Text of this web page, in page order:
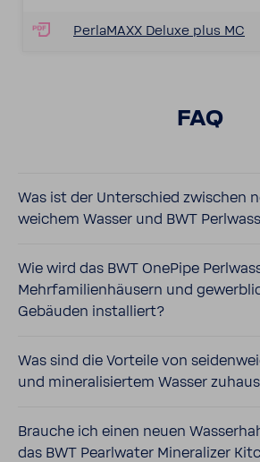
Perla­MAXX Deluxe plus MC
FAQ
Was ist der Unter­schied zwischen
weichem Wasser und BWT
Wie wird das BWT OnePipe
Mehr­fa­mi­li­en­häu­sern und
Gebäuden instal­liert?
Was sind die Vorteile von
und mine­ra­li­siertem Wasser
Brauche ich einen neuen
das BWT Pearl­water Mine­ra­lizer